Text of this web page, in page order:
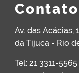
Av. das Acácias,
da Tijuca - Rio
Tel: 21 3311-5565